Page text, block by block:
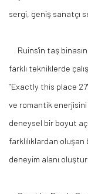
sergi, geniş sanatçı
Ruins'in taş
farklı tekniklerde
“Exactly this place
ve romantik
deneysel bir boyut
farklılıklardan oluşan
deneyim alanı